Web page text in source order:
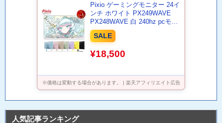
Pixio ゲーミングモニター 24イ
ンチ ホワイト PX249WAVE
PX248WAVE 白 240hz pcモニ
ター 120Hz 144Hz 165Hz 対応
モニター ピンク ブルー ベージ
ュ フルHD IPS HDR ノングレ
ア スピーカー内蔵 VESA 23.8
SALE
¥18,500
※価格は変動する場合があります。 | 楽天アフィリエイト広告
人気記事ランキング